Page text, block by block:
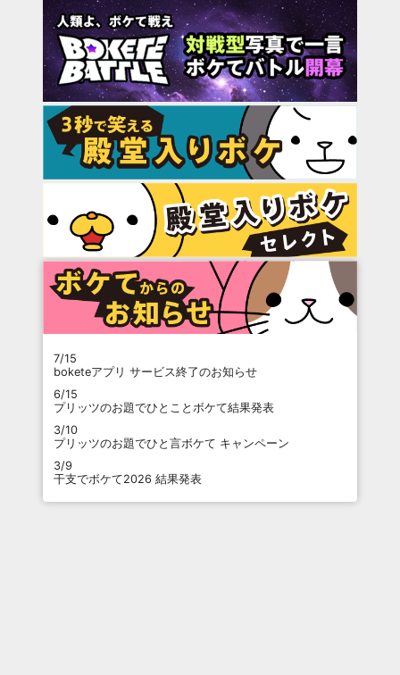
7/15
boketeアプリ サービス終了のお知らせ
6/15
プリッツのお題でひとことボケて結果発表
3/10
プリッツのお題でひと言ボケて キャンペーン
3/9
干支でボケて2026 結果発表